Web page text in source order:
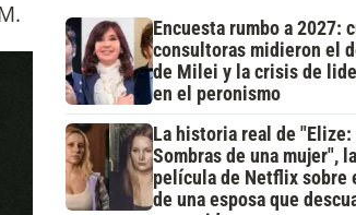
Encuesta rumbo a 2027:
consultoras midieron el
de Milei y la crisis de
en el peronismo
La historia real de "Elize:
Sombras de una mujer",
película de Netflix sobre
de una esposa que